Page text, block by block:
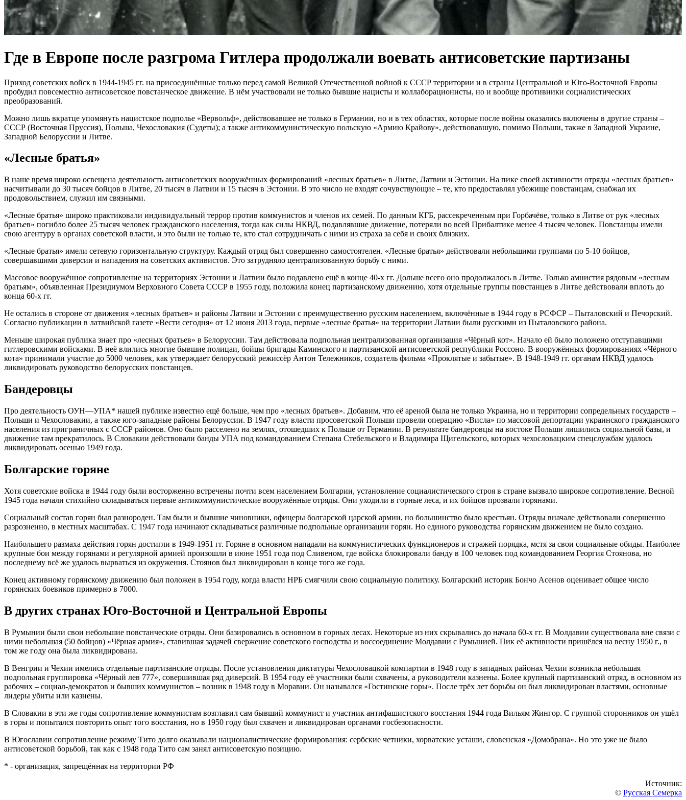
Где в Европе после разгрома Гитлера продолжали воевать антисоветские партизаны
Приход советских войск в 1944-1945 гг. на присоединённые только перед самой Великой Отечественной войной к СССР территории и в страны Центральной и Юго-Восточной Европы
пробудил повсеместно антисоветское повстанческое движение. В нём участвовали не только бывшие нацисты и коллаборационисты, но и вообще противники социалистических
преобразований.
Можно лишь вкратце упомянуть нацистское подполье «Вервольф», действовавшее не только в Германии, но и в тех областях, которые после войны оказались включены в другие страны –
СССР (Восточная Пруссия), Польша, Чехословакия (Судеты); а также антикоммунистическую польскую «Армию Крайову», действовавшую, помимо Польши, также в Западной Украине,
Западной Белоруссии и Литве.
«Лесные братья»
В наше время широко освещена деятельность антисоветских вооружённых формирований «лесных братьев» в Литве, Латвии и Эстонии. На пике своей активности отряды «лесных братьев»
насчитывали до 30 тысяч бойцов в Литве, 20 тысяч в Латвии и 15 тысяч в Эстонии. В это число не входят сочувствующие – те, кто предоставлял убежище повстанцам, снабжал их
продовольствием, служил им связными.
«Лесные братья» широко практиковали индивидуальный террор против коммунистов и членов их семей. По данным КГБ, рассекреченным при Горбачёве, только в Литве от рук «лесных
братьев» погибло более 25 тысяч человек гражданского населения, тогда как силы НКВД, подавлявшие движение, потеряли во всей Прибалтике менее 4 тысяч человек. Повстанцы имели
свою агентуру в органах советской власти, и это были не только те, кто стал сотрудничать с ними из страха за себя и своих близких.
«Лесные братья» имели сетевую горизонтальную структуру. Каждый отряд был совершенно самостоятелен. «Лесные братья» действовали небольшими группами по 5-10 бойцов,
совершавшими диверсии и нападения на советских активистов. Это затрудняло централизованную борьбу с ними.
Массовое вооружённое сопротивление на территориях Эстонии и Латвии было подавлено ещё в конце 40-х гг. Дольше всего оно продолжалось в Литве. Только амнистия рядовым «лесным
братьям», объявленная Президиумом Верховного Совета СССР в 1955 году, положила конец партизанскому движению, хотя отдельные группы повстанцев в Литве действовали вплоть до
конца 60-х гг.
Не остались в стороне от движения «лесных братьев» и районы Латвии и Эстонии с преимущественно русским населением, включённые в 1944 году в РСФСР – Пыталовский и Печорский.
Согласно публикации в латвийской газете «Вести сегодня» от 12 июня 2013 года, первые «лесные братья» на территории Латвии были русскими из Пыталовского района.
Меньше широкая публика знает про «лесных братьев» в Белоруссии. Там действовала подпольная централизованная организация «Чёрный кот». Начало ей было положено отступавшими
гитлеровскими войсками. В неё влились многие бывшие полицаи, бойцы бригады Каминского и партизанской антисоветской республики Россоно. В вооружённых формированиях «Чёрного
кота» принимали участие до 5000 человек, как утверждает белорусский режиссёр Антон Тележников, создатель фильма «Проклятые и забытые». В 1948-1949 гг. органам НКВД удалось
ликвидировать руководство белорусских повстанцев.
Бандеровцы
Про деятельность ОУН—УПА* нашей публике известно ещё больше, чем про «лесных братьев». Добавим, что её ареной была не только Украина, но и территории сопредельных государств –
Польши и Чехословакии, а также юго-западные районы Белоруссии. В 1947 году власти просоветской Польши провели операцию «Висла» по массовой депортации украинского гражданского
населения из приграничных с СССР районов. Оно было расселено на землях, отошедших к Польше от Германии. В результате бандеровцы на востоке Польши лишились социальной базы, и
движение там прекратилось. В Словакии действовали банды УПА под командованием Степана Стебельского и Владимира Щигельского, которых чехословацким спецслужбам удалось
ликвидировать осенью 1949 года.
Болгарские горяне
Хотя советские войска в 1944 году были восторженно встречены почти всем населением Болгарии, установление социалистического строя в стране вызвало широкое сопротивление. Весной
1945 года начали стихийно складываться первые антикоммунистические вооружённые отряды. Они уходили в горные леса, и их бойцов прозвали горянами.
Социальный состав горян был разнороден. Там были и бывшие чиновники, офицеры болгарской царской армии, но большинство было крестьян. Отряды вначале действовали совершенно
разрозненно, в местных масштабах. С 1947 года начинают складываться различные подпольные организации горян. Но единого руководства горянским движением не было создано.
Наибольшего размаха действия горян достигли в 1949-1951 гг. Горяне в основном нападали на коммунистических функционеров и стражей порядка, мстя за свои социальные обиды. Наиболее
крупные бои между горянами и регулярной армией произошли в июне 1951 года под Сливеном, где войска блокировали банду в 100 человек под командованием Георгия Стоянова, но
последнему всё же удалось вырваться из окружения. Стоянов был ликвидирован в конце того же года.
Конец активному горянскому движению был положен в 1954 году, когда власти НРБ смягчили свою социальную политику. Болгарский историк Бончо Асенов оценивает общее число
горянских боевиков примерно в 7000.
В других странах Юго-Восточной и Центральной Европы
В Румынии были свои небольшие повстанческие отряды. Они базировались в основном в горных лесах. Некоторые из них скрывались до начала 60-х гг. В Молдавии существовала вне связи с
ними небольшая (50 бойцов) «Чёрная армия», ставившая задачей свержение советского господства и воссоединение Молдавии с Румынией. Пик её активности пришёлся на весну 1950 г., в
том же году она была ликвидирована.
В Венгрии и Чехии имелись отдельные партизанские отряды. После установления диктатуры Чехословацкой компартии в 1948 году в западных районах Чехии возникла небольшая
подпольная группировка «Чёрный лев 777», совершившая ряд диверсий. В 1954 году её участники были схвачены, а руководители казнены. Более крупный партизанский отряд, в основном из
рабочих – социал-демократов и бывших коммунистов – возник в 1948 году в Моравии. Он назывался «Гостинские горы». После трёх лет борьбы он был ликвидирован властями, основные
лидеры убиты или казнены.
В Словакии в эти же годы сопротивление коммунистам возглавил сам бывший коммунист и участник антифашистского восстания 1944 года Вильям Жингор. С группой сторонников он ушёл
в горы и попытался повторить опыт того восстания, но в 1950 году был схвачен и ликвидирован органами госбезопасности.
В Югославии сопротивление режиму Тито долго оказывали националистические формирования: сербские четники, хорватские усташи, словенская «Домобрана». Но это уже не было
антисоветской борьбой, так как с 1948 года Тито сам занял антисоветскую позицию.
* - организация, запрещённая на территории РФ
Источник:
© Русская Семерка